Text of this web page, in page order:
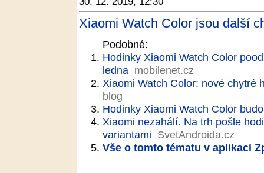
Xiaomi Watch Color jsou další
Podobné:
Hodinky Xiaomi Watch Color
ledna mobilenet.cz
Xiaomi Watch Color: nové chytré
blog
Hodinky Xiaomi Watch Color
Xiaomi nezahálí. Na trh pošle
variantami SvetAndroida.cz
Vše o tomto tématu v aplikaci